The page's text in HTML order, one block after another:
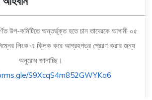
উপ-কমিটিতে অন্তর্ভূক্ত হতে চান তাদেরকে আগামী ০৫
লিংক এ ক্লিক করে আগ্রহপত্র প্রেরণ করার জন্য
অনুরোধ জানাচ্ছি।
S9XcqS4m852GWYKa6